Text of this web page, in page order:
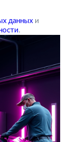
данных и
.